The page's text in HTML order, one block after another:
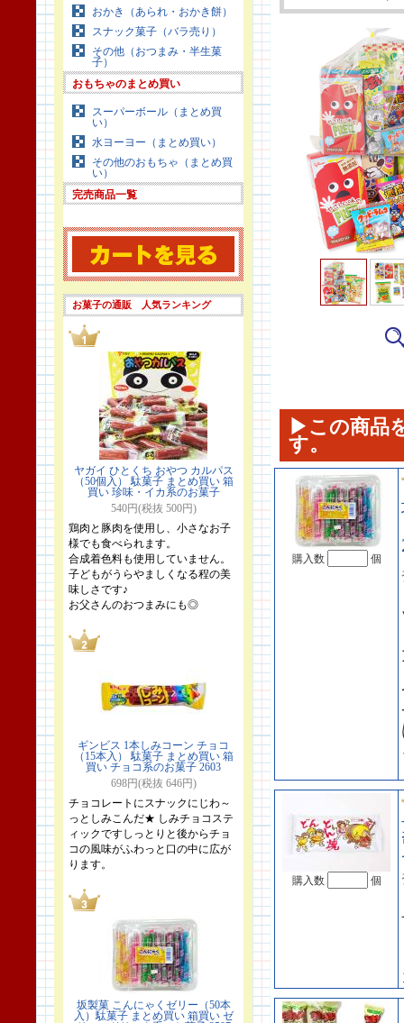
おかき（あられ・おかき餅）
スナック菓子（バラ売り）
その他（おつまみ・半生菓
子）
おもちゃのまとめ買い
スーパーボール（まとめ買
い）
水ヨーヨー（まとめ買い）
その他のおもちゃ（まとめ買
い）
完売商品一覧
お菓子の通販 人気ランキング
ヤガイ ひとくち おやつ カルパス
（50個入） 駄菓子 まとめ買い 箱
買い 珍味・イカ系のお菓子
540円(税抜 500円)
鶏肉と豚肉を使用し、小さなお子
様でも食べられます。
合成着色料も使用していません。
子どもがうらやましくなる程の美
味しさです♪
お父さんのおつまみにも◎
ギンビス 1本しみコーン チョコ
（15本入） 駄菓子 まとめ買い 箱
買い チョコ系のお菓子 2603
698円(税抜 646円)
チョコレートにスナックにじわ～
っとしみこんだ★ しみチョコステ
ィックですしっとりと後からチョ
コの風味がふわっと口の中に広が
ります。
坂製菓 こんにゃくゼリー（50本
入）駄菓子 まとめ買い 箱買い ゼ
▶この商品
す。
購入数 個
購入数 個